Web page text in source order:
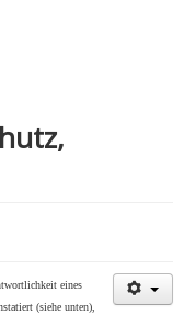
eines
(siehe unten),